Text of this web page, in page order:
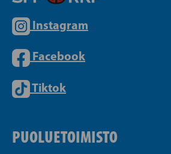
Instagram
Facebook
Tiktok
PUOLUETOIMISTO